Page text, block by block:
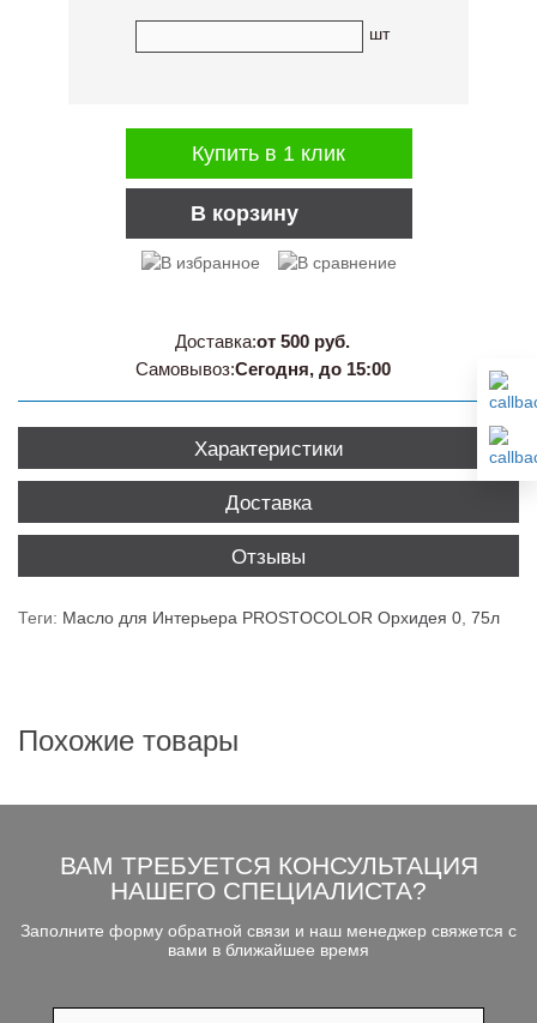
шт
В корзину
Купить в 1 клик
Доставка:от 500 руб.
Самовывоз:Сегодня, до 15:00
Характеристики
Доставка
Отзывы
Теги: Масло для Интерьера PROSTOCOLOR Орхидея 0, 75л
Похожие товары
ВАМ ТРЕБУЕТСЯ КОНСУЛЬТАЦИЯ
НАШЕГО СПЕЦИАЛИСТА?
Заполните форму обратной связи и наш менеджер свяжется с
вами в ближайшее время